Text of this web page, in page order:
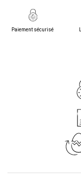
Paiement sécurisé